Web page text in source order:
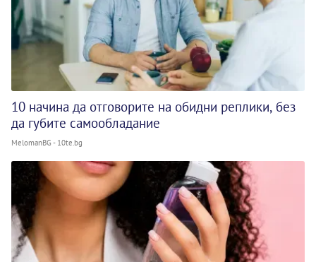
10 начина да отговорите на обидни реплики, без
да губите самообладание
MelomanBG - 10te.bg